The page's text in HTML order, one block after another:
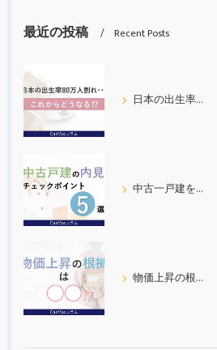
最近の投稿 Recent Posts
日本の出生率80万人割れ
中古一戸建を内見する際の５つのチェックポイント
物価上昇の根拠について考えてみた